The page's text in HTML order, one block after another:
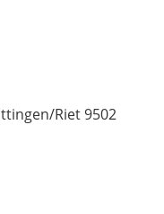
Riet 9502